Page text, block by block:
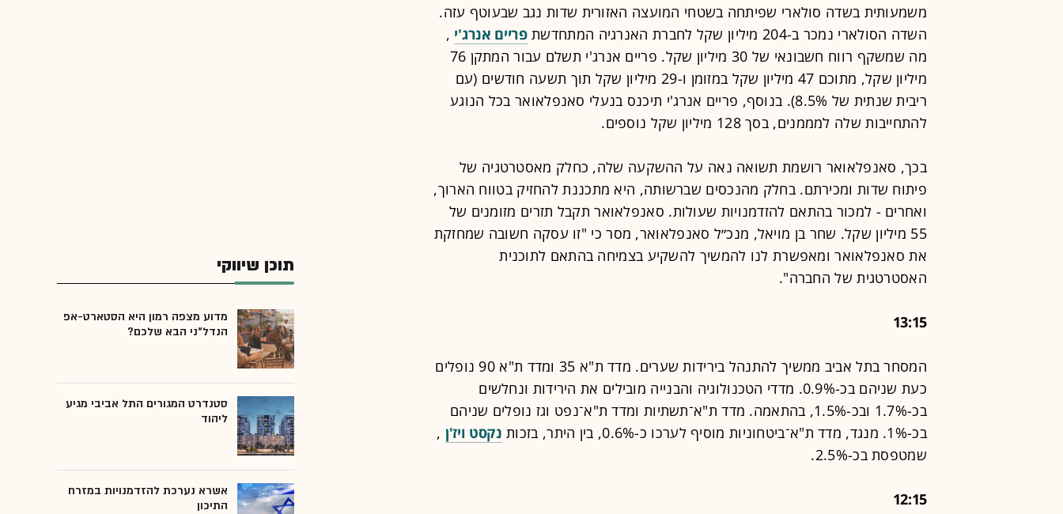
משמעותית בשדה סולארי שפיתחה בשטחי המועצה האזורית שדות נגב שבעוטף עזה.
השדה הסולארי נמכר ב-204 מיליון שקל לחברת האנרגיה המתחדשת
פריים אנרג'י ,
מה שמשקף רווח חשבונאי של 30 מיליון שקל. פריים אנרג'י תשלם עבור המתקן 76
מיליון שקל, מתוכם 47 מיליון שקל במזומן ו-29 מיליון שקל תוך תשעה חודשים (עם
ריבית שנתית של 8.5%). בנוסף, פריים אנרג'י תיכנס בנעלי סאנפלאואר בכל הנוגע
להתחייבות שלה למממנים, בסך 128 מיליון שקל נוספים.
בכך, סאנפלאואר רושמת תשואה נאה על ההשקעה שלה, כחלק מאסטרטגיה של
פיתוח שדות ומכירתם. בחלק מהנכסים שברשותה, היא מתכננת להחזיק בטווח הארוך,
ואחרים - למכור בהתאם להזדמנויות שעולות. סאנפלאואר תקבל תזרים מזומנים של
55 מיליון שקל. שחר בן מויאל, מנכ״ל סאנפלאואר, מסר כי "זו עסקה חשובה שמחזקת
את סאנפלאואר ומאפשרת לנו להמשיך להשקיע בצמיחה בהתאם לתוכנית
האסטרטגית של החברה".
13:15
המסחר בתל אביב ממשיך להתנהל בירידות שערים. מדד ת"א 35 ומדד ת"א 90 נופלים
כעת שניהם בכ-0.9%. מדדי הטכנולוגיה והבנייה מובילים את הירידות ונחלשים
בכ-1.7% ובכ-1.5%, בהתאמה. מדד ת"א־תשתיות ומדד ת"א־נפט וגז נופלים שניהם
בכ-1%. מנגד, מדד ת"א־ביטחוניות מוסיף לערכו כ-0.6%, בין היתר, בזכות
נקסט ויז'ן ,
שמטפסת בכ-2.5%.
12:15
תוכן שיווקי
מדוע מצפה רמון היא הסטארט-אפ
הנדל"ני הבא שלכם?
סטנדרט המגורים התל אביבי מגיע
ליהוד
אשרא נערכת להזדמנויות במזרח
התיכון